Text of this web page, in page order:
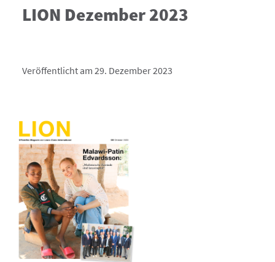
LION Dezember 2023
Veröffentlicht am 29. Dezember 2023